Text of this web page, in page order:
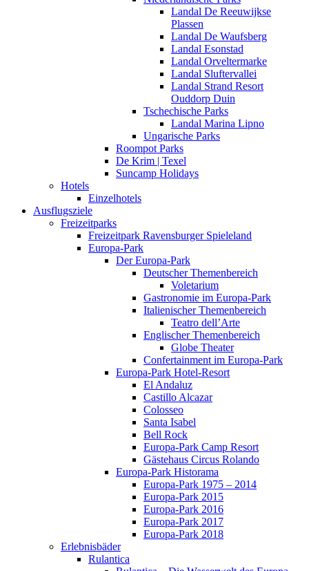
Landal De Reeuwijkse
Plassen
Landal De Waufsberg
Landal Esonstad
Landal Orveltermarke
Landal Sluftervallei
Landal Strand Resort
Ouddorp Duin
Tschechische Parks
Landal Marina Lipno
Ungarische Parks
Roompot Parks
De Krim | Texel
Suncamp Holidays
Hotels
Einzelhotels
Ausflugsziele
Freizeitparks
Freizeitpark Ravensburger Spieleland
Europa-Park
Der Europa-Park
Deutscher Themenbereich
Voletarium
Gastronomie im Europa-Park
Italienischer Themenbereich
Teatro dell’Arte
Englischer Themenbereich
Globe Theater
Confertainment im Europa-Park
Europa-Park Hotel-Resort
El Andaluz
Castillo Alcazar
Colosseo
Santa Isabel
Bell Rock
Europa-Park Camp Resort
Gästehaus Circus Rolando
Europa-Park Historama
Europa-Park 1975 – 2014
Europa-Park 2015
Europa-Park 2016
Europa-Park 2017
Europa-Park 2018
Erlebnisbäder
Rulantica